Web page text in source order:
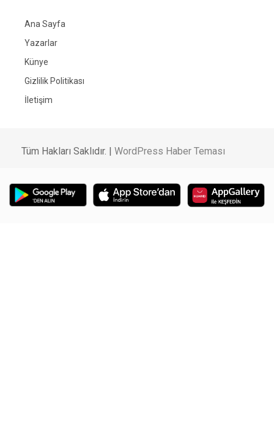
Ana Sayfa
Yazarlar
Künye
Gizlilik Politikası
İletişim
Tüm Hakları Saklıdır. | WordPress Haber Teması